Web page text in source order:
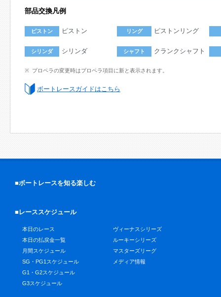
部品交換凡例
ピストン ピストン リング ピストンリング
シリンダ シリンダ シャフト クランクシャフト
プロペラの変更時はプロペラ項目に新と表示されます。
ボートレースガイドはこちら
■ボートレースを知る楽しむ
■レーススケジュール
本日のレース
本日の払戻金一覧
月間スケジュール
SG・PG1スケジュール
G1・G2スケジュール
G3スケジュール
ヴィーナスシリーズ
ルーキーシリーズ
マスターズリーグ
メディア情報